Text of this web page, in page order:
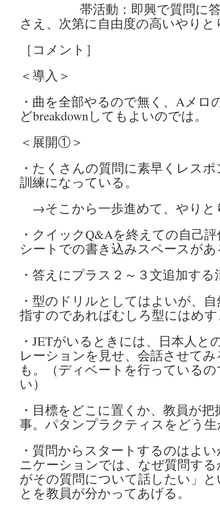
帯活動：即興で質問に答
さえ、次第に自由度の高いやり
［コメント］
＜導入＞
・曲を全部やるので無く、Aメロ
どbreakdownしてもよいのでは。
＜展開①＞
・たくさんの質問に素早くレス
訓練になっている。
→そこから一歩進めて、やりと
・クイックQ&Aを終えての自己
シートでの書き込みスペースが
・答えにプラス２～３文追加する
・型のドリルとしてはよいが、
指すのであればむしろ型にはめ
・JETがいるときには、日本人と
レーションを見せ、会話させて
も。（ディベートを行っている
い）
・目標をどこに置くか、教員が
事。パタンプラクティスをどう
・質問からスタートするのはよ
ニケーションでは、なぜ質問す
がその質問について話したい」
とを教員が分かってあげる。